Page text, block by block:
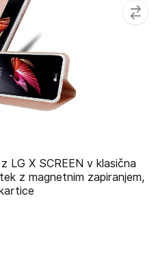
LG X SCREEN v klasična
z magnetnim zapiranjem,